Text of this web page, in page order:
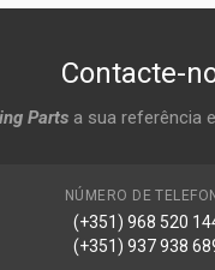
Contacte-
Parts a sua referência
NÚMERO DE
(+351) 968 520
(+351) 937 938